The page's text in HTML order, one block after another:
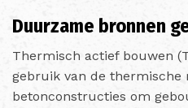
Duurzame bronnen
Thermisch actief bouwen
gebruik van de thermische
betonconstructies om